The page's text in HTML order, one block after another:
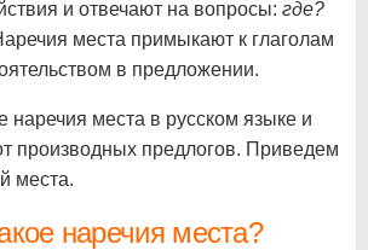
и отвечают на вопросы: где?
места примыкают к глаголам
в предложении.
наречия места в русском языке и
производных предлогов. Приведем
места.
наречия места?